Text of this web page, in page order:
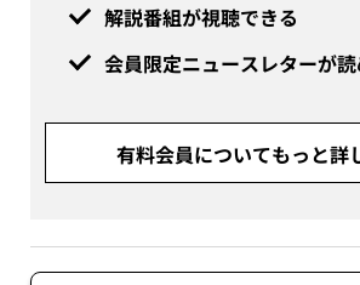
解説番組が視聴できる
会員限定ニュースレターが読
有料会員についてもっと詳